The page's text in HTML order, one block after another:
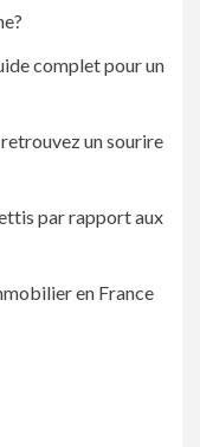
complet pour un
un sourire
par rapport aux
en France